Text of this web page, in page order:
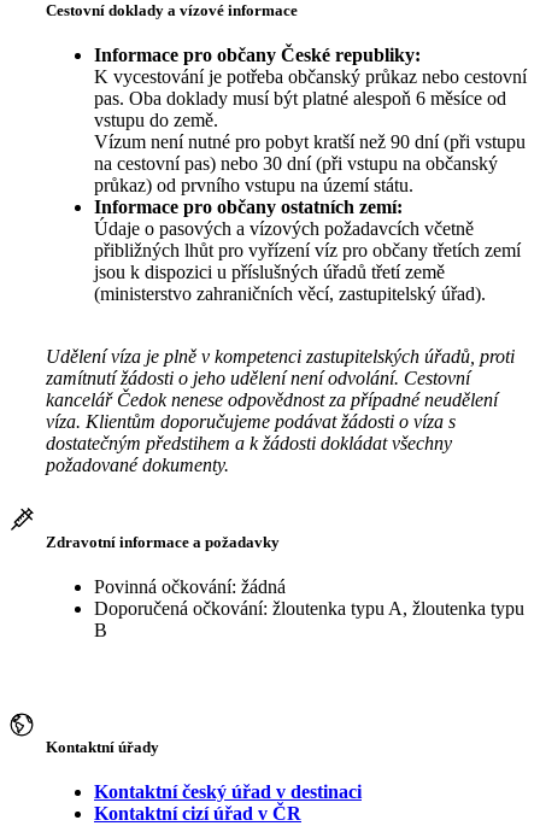
Cestovní doklady a vízové informace
Informace pro občany České republiky:
K vycestování je potřeba občanský průkaz nebo cestovní
pas. Oba doklady musí být platné alespoň 6 měsíce od
vstupu do země.
Vízum není nutné pro pobyt kratší než 90 dní (při vstupu
na cestovní pas) nebo 30 dní (při vstupu na občanský
průkaz) od prvního vstupu na území státu.
Informace pro občany ostatních zemí:
Údaje o pasových a vízových požadavcích včetně
přibližných lhůt pro vyřízení víz pro občany třetích zemí
jsou k dispozici u příslušných úřadů třetí země
(ministerstvo zahraničních věcí, zastupitelský úřad).
Udělení víza je plně v kompetenci zastupitelských úřadů, proti
zamítnutí žádosti o jeho udělení není odvolání. Cestovní
kancelář Čedok nenese odpovědnost za případné neudělení
víza. Klientům doporučujeme podávat žádosti o víza s
dostatečným předstihem a k žádosti dokládat všechny
požadované dokumenty.
Zdravotní informace a požadavky
Povinná očkování: žádná
Doporučená očkování: žloutenka typu A, žloutenka typu
B
Kontaktní úřady
Kontaktní český úřad v destinaci
Kontaktní cizí úřad v ČR